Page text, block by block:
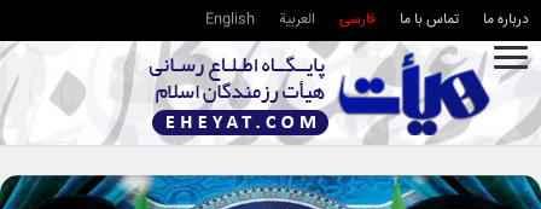
درباره ما تماس با ما فارسی العربية English